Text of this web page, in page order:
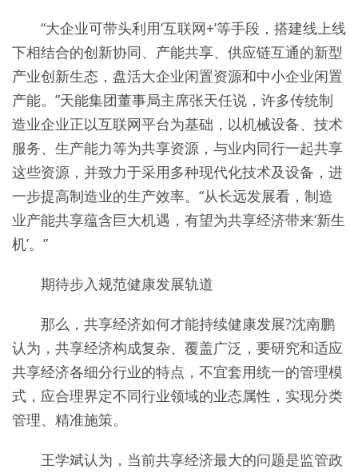
“大企业可带头利用‘互联网+’等手段，搭建线上线
下相结合的创新协同、产能共享、供应链互通的新型
产业创新生态，盘活大企业闲置资源和中小企业闲置
产能。”天能集团董事局主席张天任说，许多传统制
造业企业正以互联网平台为基础，以机械设备、技术
服务、生产能力等为共享资源，与业内同行一起共享
这些资源，并致力于采用多种现代化技术及设备，进
一步提高制造业的生产效率。“从长远发展看，制造
业产能共享蕴含巨大机遇，有望为共享经济带来‘新生
机’。”
期待步入规范健康发展轨道
那么，共享经济如何才能持续健康发展?沈南鹏
认为，共享经济构成复杂、覆盖广泛，要研究和适应
共享经济各细分行业的特点，不宜套用统一的管理模
式，应合理界定不同行业领域的业态属性，实现分类
管理、精准施策。
王学斌认为，当前共享经济最大的问题是监管政